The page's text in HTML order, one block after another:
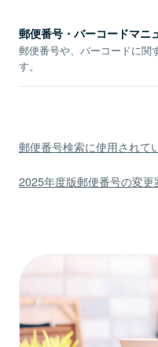
郵便番号・バーコードマニ
郵便番号や、バーコードに関
す。
郵便番号検索に使用されて
2025年度版郵便番号の変更